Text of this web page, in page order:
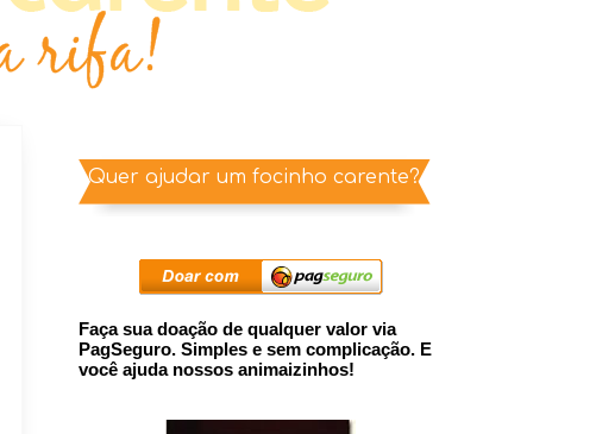
Quer ajudar um focinho carente?
Faça sua doação de qualquer valor via
PagSeguro. Simples e sem complicação. E
você ajuda nossos animaizinhos!